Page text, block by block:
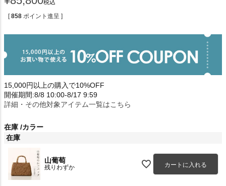
税込
[ 858 ポイント進呈 ]
15,000円以上の購入で10%OFF
開催期間:8/8 10:00-8/17 9:59
詳細・その他対象アイテム一覧はこちら
在庫 カラー
在庫
山葡萄
残りわずか カートに入れる